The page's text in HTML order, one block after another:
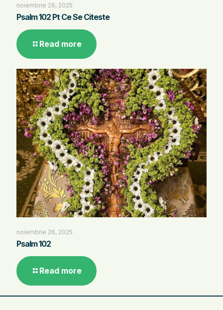
noiembrie 26, 2025
Psalm 102 Pt Ce Se Citeste
Read more
noiembrie 26, 2025
Psalm 102
Read more